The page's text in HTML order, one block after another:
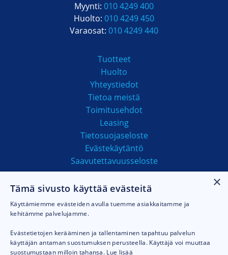
Myynti: 010 4249 400
Huolto: 010 4249 450
Varaosat: 010 4249 440
Tuotteet
Huolto
Yhteystiedot
Tietoa meistä
Toimitusehdot
Leasing
Tietosuojaseloste
Evästekäytäntö
Saavutettavuusseloste
MAKSUTAVAT
×
Tämä sivusto käyttää evästeitä
Käyttämiemme evästeiden avulla tuemme asiakkaitamme ja
kehitämme palvelujamme.
Evästetietojen kerääminen ja tallentaminen tapahtuu palvelun
käyttäjän antaman suostumuksen perusteella. Käyttäjä voi muuttaa
suostumustaan milloin tahansa. Lue lisää